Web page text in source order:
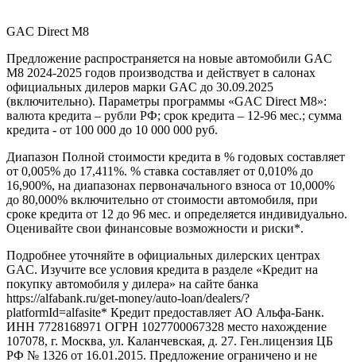
GAC Direct М8
Предложение распространяется на новые автомобили GAC
M8 2024-2025 годов производства и действует в салонах
официальных дилеров марки GAC до 30.09.2025
(включительно). Параметры программы «GAC Direct M8»:
валюта кредита – рубли РФ; срок кредита – 12-96 мес.; сумма
кредита - от 100 000 до 10 000 000 руб.
Диапазон Полной стоимости кредита в % годовых составляет
от 0,005% до 17,411%. % ставка составляет от 0,010% до
16,900%, на диапазонах первоначального взноса от 10,000%
до 80,000% включительно от стоимости автомобиля, при
сроке кредита от 12 до 96 мес. и определяется индивидуально.
Оценивайте свои финансовые возможности и риски*.
Подробнее уточняйте в официальных дилерских центрах
GAC. Изучите все условия кредита в разделе «Кредит на
покупку автомобиля у дилера» на сайте банка
https://alfabank.ru/get-money/auto-loan/dealers/?
platformId=alfasite* Кредит предоставляет АО Альфа-Банк.
ИНН 7728168971 ОГРН 1027700067328 место нахождение
107078, г. Москва, ул. Каланчевская, д. 27. Ген.лицензия ЦБ
РФ № 1326 от 16.01.2015. Предложение ограничено и не